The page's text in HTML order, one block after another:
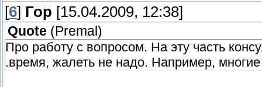
[6] Гор [15.04.2009, 12:38]
Quote ( Premal )
Про работу с вопросом. На эту часть
.время, жалеть не надо. Например,